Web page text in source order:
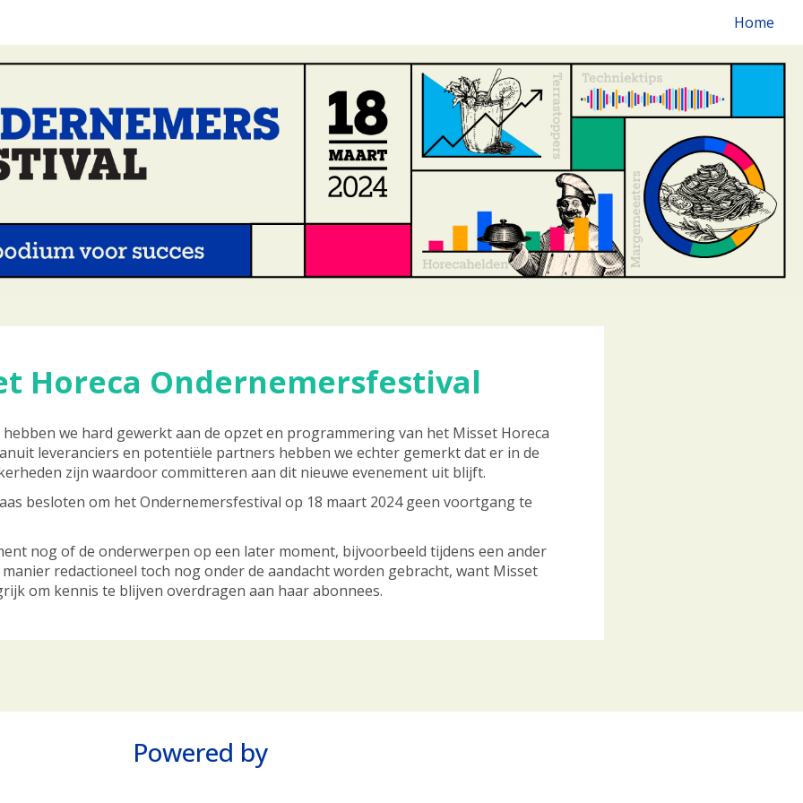
Home
Horeca Ondernemersfestival
we hard gewerkt aan de opzet en programmering van het Misset Horeca
leveranciers en potentiële partners hebben we echter gemerkt dat er in de
zijn waardoor committeren aan dit nieuwe evenement uit blijft.
besloten om het Ondernemersfestival op 18 maart 2024 geen voortgang te
nog of de onderwerpen op een later moment, bijvoorbeeld tijdens een ander
redactioneel toch nog onder de aandacht worden gebracht, want Misset
om kennis te blijven overdragen aan haar abonnees.
Powered by